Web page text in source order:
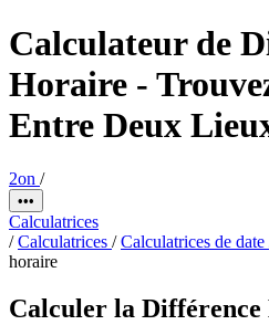
Calculateur de
Horaire -
Entre Deux
2on /
•••
Calculatrices
/ Calculatrices / Calculatrices de date
horaire
Calculer la